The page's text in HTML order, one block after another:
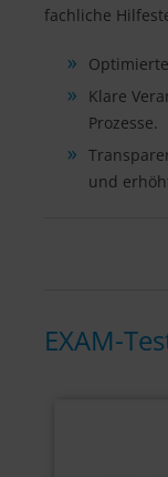
fachliche
Klare
Prozesse.
und
EXAM-